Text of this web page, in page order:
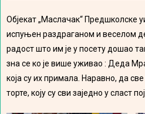
Објекат „Маслачак“ Предшколске
испуњен раздраганом и веселом
радост што им је у посету дошао
зна се ко је више уживао : Деда
која су их примала. Наравно, да
торте, коју су сви заједно у сласт